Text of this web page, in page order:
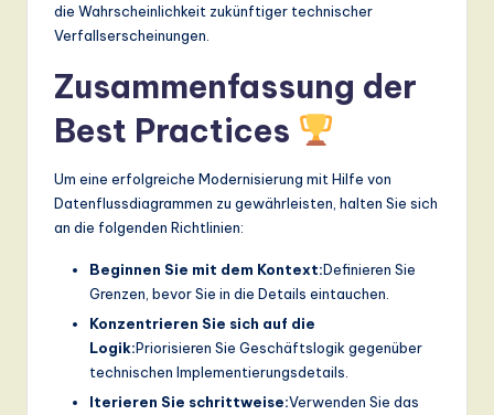
die Wahrscheinlichkeit zukünftiger technischer
Verfallserscheinungen.
Zusammenfassung der
Best Practices
Um eine erfolgreiche Modernisierung mit Hilfe von
Datenflussdiagrammen zu gewährleisten, halten Sie sich
an die folgenden Richtlinien:
Beginnen Sie mit dem Kontext:Definieren Sie
Grenzen, bevor Sie in die Details eintauchen.
Konzentrieren Sie sich auf die
Logik:Priorisieren Sie Geschäftslogik gegenüber
technischen Implementierungsdetails.
Iterieren Sie schrittweise:Verwenden Sie das